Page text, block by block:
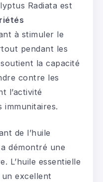
Radiata est
à stimuler le
pendant les
la capacité
contre les
l’activité
immunitaires.
de l’huile
démontré une
L’huile essentielle
un excellent